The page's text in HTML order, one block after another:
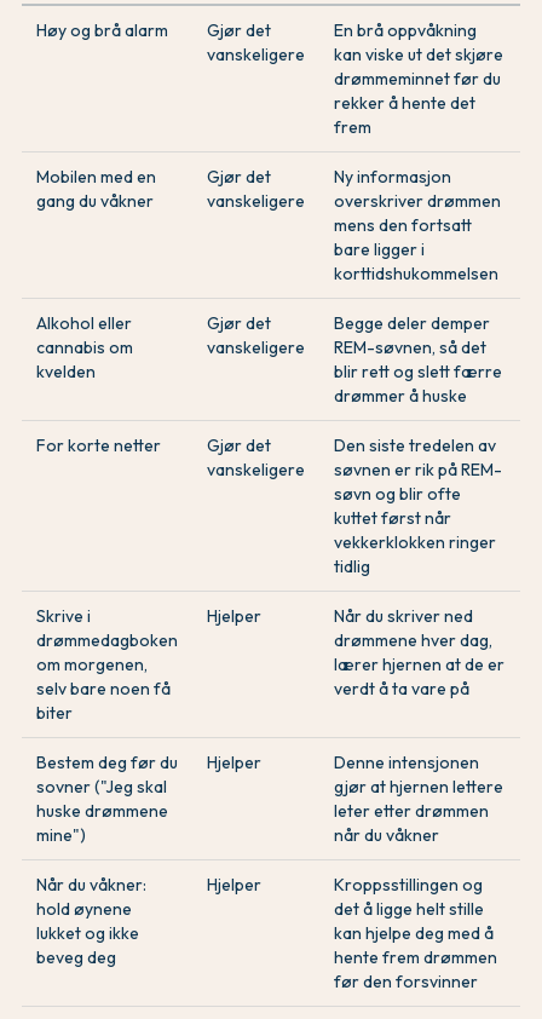
Høy og brå alarm
Gjør det
vanskeligere
En brå oppvåkning
kan viske ut det skjøre
drømmeminnet før du
rekker å hente det
frem
Mobilen med en
gang du våkner
Gjør det
vanskeligere
Ny informasjon
overskriver drømmen
mens den fortsatt
bare ligger i
korttidshukommelsen
Alkohol eller
cannabis om
kvelden
Gjør det
vanskeligere
Begge deler demper
REM-søvnen, så det
blir rett og slett færre
drømmer å huske
For korte netter
Gjør det
vanskeligere
Den siste tredelen av
søvnen er rik på REM-
søvn og blir ofte
kuttet først når
vekkerklokken ringer
tidlig
Skrive i
drømmedagboken
om morgenen,
selv bare noen få
biter
Hjelper
Når du skriver ned
drømmene hver dag,
lærer hjernen at de er
verdt å ta vare på
Bestem deg før du
sovner ("Jeg skal
huske drømmene
mine")
Hjelper
Denne intensjonen
gjør at hjernen lettere
leter etter drømmen
når du våkner
Når du våkner:
hold øynene
lukket og ikke
beveg deg
Hjelper
Kroppsstillingen og
det å ligge helt stille
kan hjelpe deg med å
hente frem drømmen
før den forsvinner